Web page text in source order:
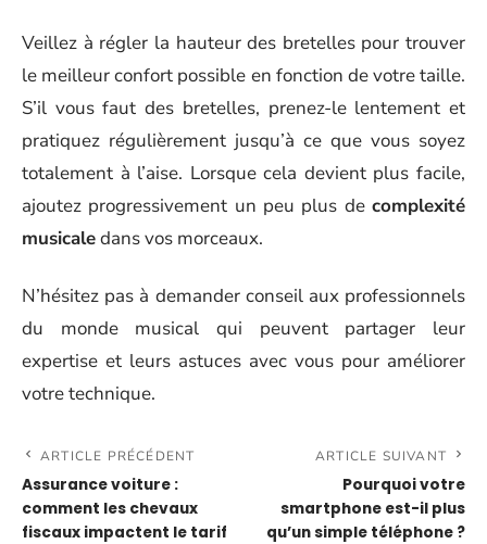
Veillez à régler la hauteur des bretelles pour trouver
le meilleur confort possible en fonction de votre taille.
S’il vous faut des bretelles, prenez-le lentement et
pratiquez régulièrement jusqu’à ce que vous soyez
totalement à l’aise. Lorsque cela devient plus facile,
ajoutez progressivement un peu plus de complexité
musicaledans vos morceaux.
N’hésitez pas à demander conseil aux professionnels
du monde musical qui peuvent partager leur
expertise et leurs astuces avec vous pour améliorer
votre technique.
ARTICLE PRÉCÉDENT
Assurance voiture :
comment les chevaux
fiscaux impactent le tarif
ARTICLE SUIVANT
Pourquoi votre
smartphone est-il plus
qu’un simple téléphone ?